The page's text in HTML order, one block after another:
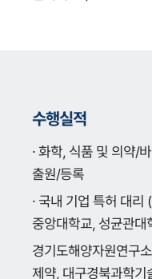
수행실적
· 화학, 식품 및 의약/
출원/등록
· 국내 기업 특허 대
중앙대학교, 성균관대
경기도해양자원연구
제약, 대구경북과학기